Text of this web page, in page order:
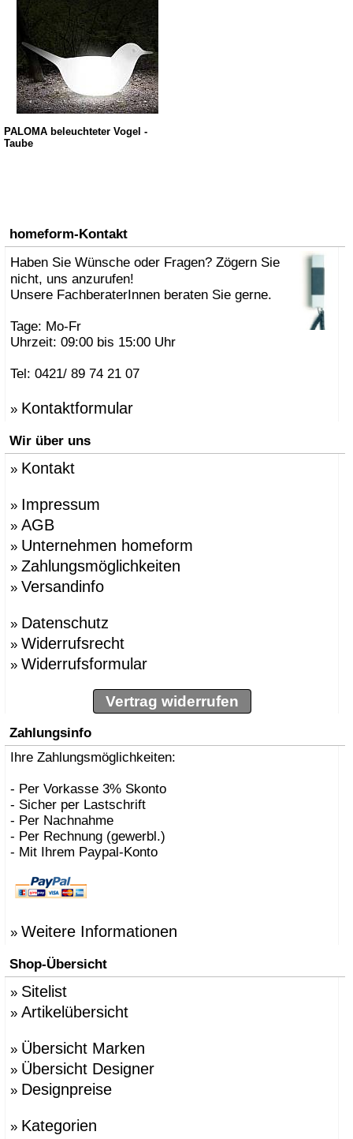
PALOMA beleuchteter Vogel -
Taube
homeform-Kontakt
Haben Sie Wünsche oder Fragen? Zögern Sie
nicht, uns anzurufen!
Unsere FachberaterInnen beraten Sie gerne.
Tage: Mo-Fr
Uhrzeit: 09:00 bis 15:00 Uhr
Tel: 0421/ 89 74 21 07
» Kontaktformular
Wir über uns
» Kontakt
» Impressum
» AGB
» Unternehmen homeform
» Zahlungsmöglichkeiten
» Versandinfo
» Datenschutz
» Widerrufsrecht
» Widerrufsformular
Vertrag widerrufen
Zahlungsinfo
Ihre Zahlungsmöglichkeiten:
- Per Vorkasse 3% Skonto
- Sicher per Lastschrift
- Per Nachnahme
- Per Rechnung (gewerbl.)
- Mit Ihrem Paypal-Konto
» Weitere Informationen
Shop-Übersicht
» Sitelist
» Artikelübersicht
» Übersicht Marken
» Übersicht Designer
» Designpreise
» Kategorien